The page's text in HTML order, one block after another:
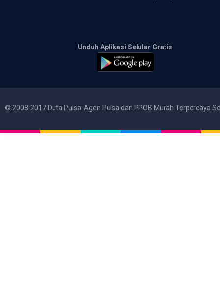
Unduh Aplikasi Selular Gratis
© 2008-2017 Duta Pulsa: Agen Pulsa dan PPOB Murah Terpercaya